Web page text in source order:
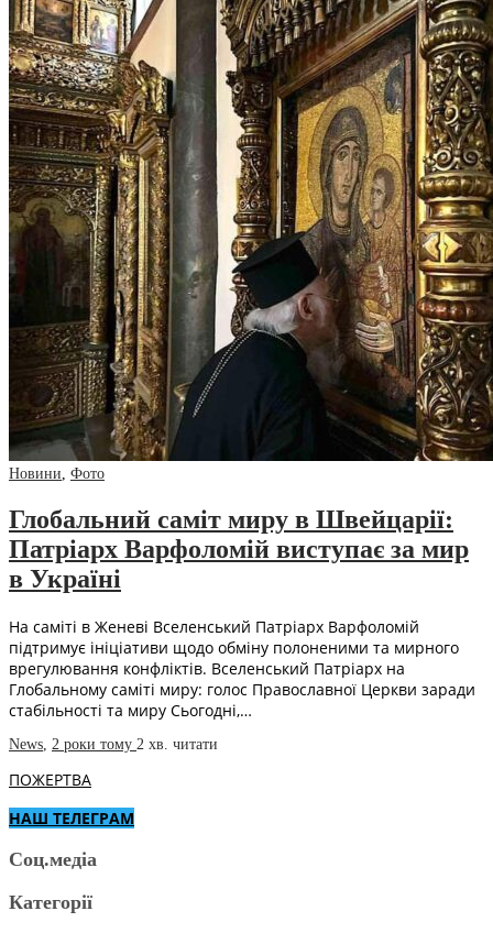
Новини, Фото
Глобальний саміт миру в Швейцарії:
Патріарх Варфоломій виступає за мир
в Україні
На саміті в Женеві Вселенський Патріарх Варфоломій
підтримує ініціативи щодо обміну полоненими та мирного
врегулювання конфліктів. Вселенський Патріарх на
Глобальному саміті миру: голос Православної Церкви заради
стабільності та миру Сьогодні,…
News, 2 роки тому 2 хв. читати
ПОЖЕРТВА
НАШ ТЕЛЕГРАМ
Соц.медіа
Категорії